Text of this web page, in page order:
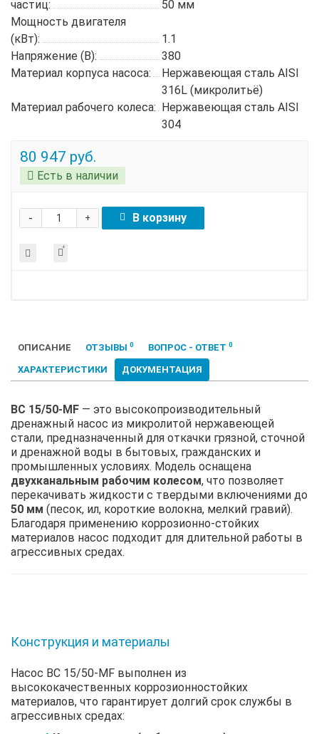
частиц:
50 мм
Мощность двигателя
(кВт):
1.1
Напряжение (В):
380
Материал корпуса насоса:
Нержавеющая сталь AISI
316L (микролитьё)
Материал рабочего колеса: Нержавеющая сталь AISI
304
80 947 руб.
Есть в наличии
+
- В корзину
ОПИСАНИЕ ОТЗЫВЫ 0 ВОПРОС - ОТВЕТ 0
ХАРАКТЕРИСТИКИ ДОКУМЕНТАЦИЯ
BC 15/50-MF — это высокопроизводительный
дренажный насос из микролитой нержавеющей
стали, предназначенный для откачки грязной, сточной
и дренажной воды в бытовых, гражданских и
промышленных условиях. Модель оснащена
двухканальным рабочим колесом, что позволяет
перекачивать жидкости с твердыми включениями до
50 мм (песок, ил, короткие волокна, мелкий гравий).
Благодаря применению коррозионно-стойких
материалов насос подходит для длительной работы в
агрессивных средах.
Конструкция и материалы
Насос BC 15/50-MF выполнен из
высококачественных коррозионностойких
материалов, что гарантирует долгий срок службы в
агрессивных средах: